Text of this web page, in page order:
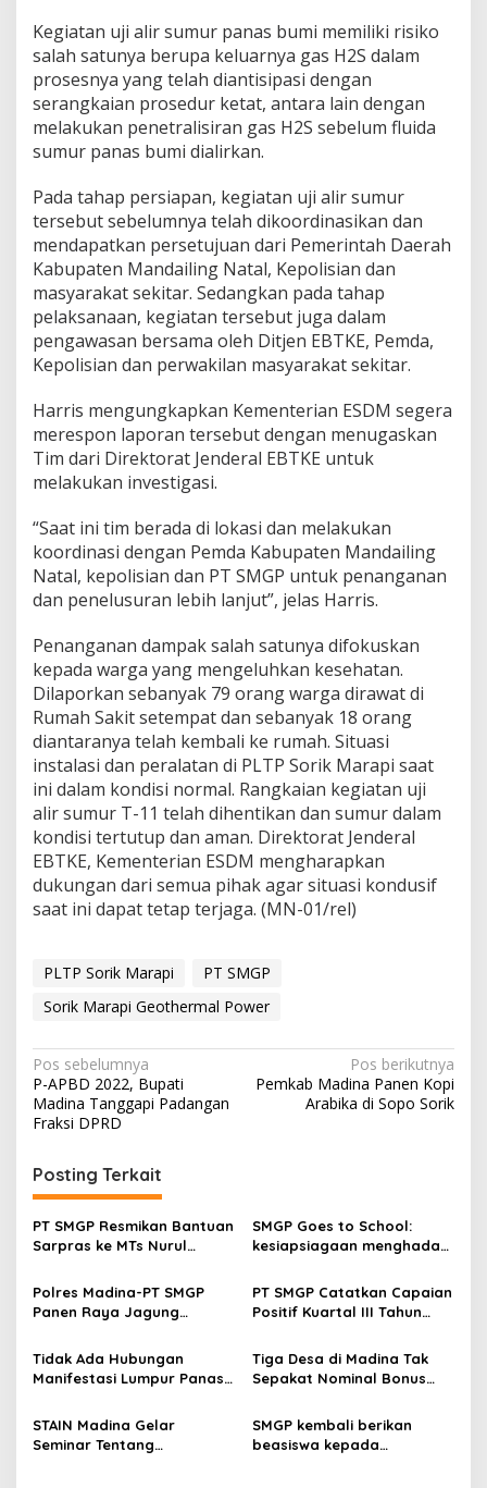
Kegiatan uji alir sumur panas bumi memiliki risiko
salah satunya berupa keluarnya gas H2S dalam
prosesnya yang telah diantisipasi dengan
serangkaian prosedur ketat, antara lain dengan
melakukan penetralisiran gas H2S sebelum fluida
sumur panas bumi dialirkan.
Pada tahap persiapan, kegiatan uji alir sumur
tersebut sebelumnya telah dikoordinasikan dan
mendapatkan persetujuan dari Pemerintah Daerah
Kabupaten Mandailing Natal, Kepolisian dan
masyarakat sekitar. Sedangkan pada tahap
pelaksanaan, kegiatan tersebut juga dalam
pengawasan bersama oleh Ditjen EBTKE, Pemda,
Kepolisian dan perwakilan masyarakat sekitar.
Harris mengungkapkan Kementerian ESDM segera
merespon laporan tersebut dengan menugaskan
Tim dari Direktorat Jenderal EBTKE untuk
melakukan investigasi.
“Saat ini tim berada di lokasi dan melakukan
koordinasi dengan Pemda Kabupaten Mandailing
Natal, kepolisian dan PT SMGP untuk penanganan
dan penelusuran lebih lanjut”, jelas Harris.
Penanganan dampak salah satunya difokuskan
kepada warga yang mengeluhkan kesehatan.
Dilaporkan sebanyak 79 orang warga dirawat di
Rumah Sakit setempat dan sebanyak 18 orang
diantaranya telah kembali ke rumah. Situasi
instalasi dan peralatan di PLTP Sorik Marapi saat
ini dalam kondisi normal. Rangkaian kegiatan uji
alir sumur T-11 telah dihentikan dan sumur dalam
kondisi tertutup dan aman. Direktorat Jenderal
EBTKE, Kementerian ESDM mengharapkan
dukungan dari semua pihak agar situasi kondusif
saat ini dapat tetap terjaga. (MN-01/rel)
PLTP Sorik Marapi
PT SMGP
Sorik Marapi Geothermal Power
Navigasi
pos
Pos sebelumnya
P-APBD 2022, Bupati
Madina Tanggapi Padangan
Fraksi DPRD
Pos berikutnya
Pemkab Madina Panen Kopi
Arabika di Sopo Sorik
Posting Terkait
PT SMGP Resmikan Bantuan
Sarpras ke MTs Nurul
SMGP Goes to School:
kesiapsiagaan menghadapi
Polres Madina-PT SMGP
Panen Raya Jagung
Beri Apresiasi
PT SMGP Catatkan Capaian
Positif Kuartal III Tahun
Tidak Ada Hubungan
Manifestasi Lumpur Panas
Operasional PT SMGP
Tiga Desa di Madina Tak
Sepakat Nominal Bonus
Ring 1
STAIN Madina Gelar
Seminar Tentang
SMGP kembali berikan
beasiswa kepada